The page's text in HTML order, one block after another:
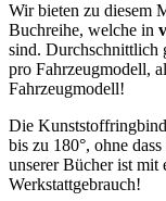
Wir bieten zu diesem
Buchreihe, welche in
sind. Durchschnittlich
pro Fahrzeugmodell,
Fahrzeugmodell!
Die
bis zu 180°, ohne
unserer Bücher ist mit
Werkstattgebrauch!